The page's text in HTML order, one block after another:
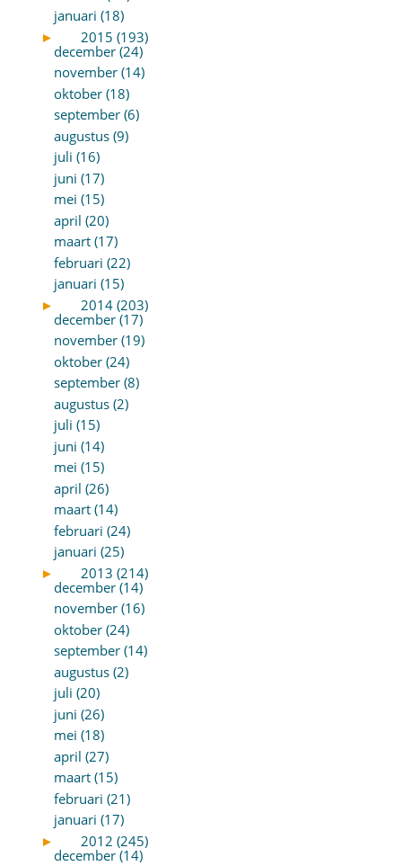
januari (18)
►
2015 (193)
december (24)
november (14)
oktober (18)
september (6)
augustus (9)
juli (16)
juni (17)
mei (15)
april (20)
maart (17)
februari (22)
januari (15)
►
2014 (203)
december (17)
november (19)
oktober (24)
september (8)
augustus (2)
juli (15)
juni (14)
mei (15)
april (26)
maart (14)
februari (24)
januari (25)
►
2013 (214)
december (14)
november (16)
oktober (24)
september (14)
augustus (2)
juli (20)
juni (26)
mei (18)
april (27)
maart (15)
februari (21)
januari (17)
►
2012 (245)
december (14)